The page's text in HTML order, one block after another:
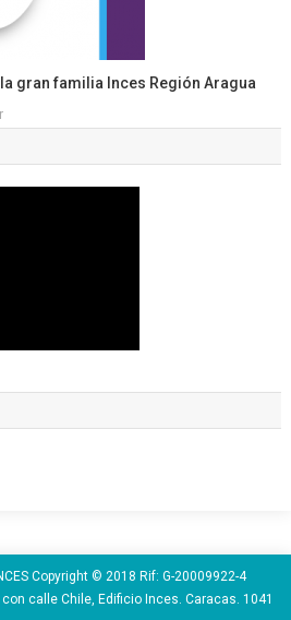
gran familia Inces Región Aragua
Copyright © 2018 Rif: G-20009922-4
calle Chile, Edificio Inces. Caracas. 1041